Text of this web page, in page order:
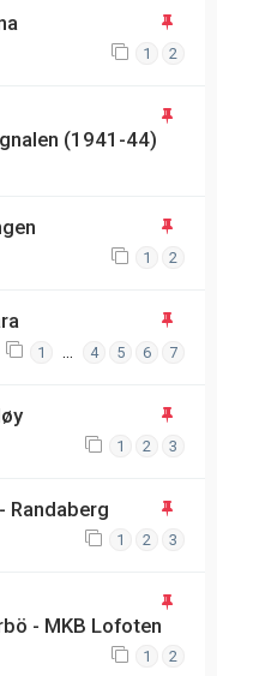
1 2
(1941-44)
1 2
1 4 5 6 7
1 2 3
Randaberg
1 2 3
- MKB Lofoten
1 2